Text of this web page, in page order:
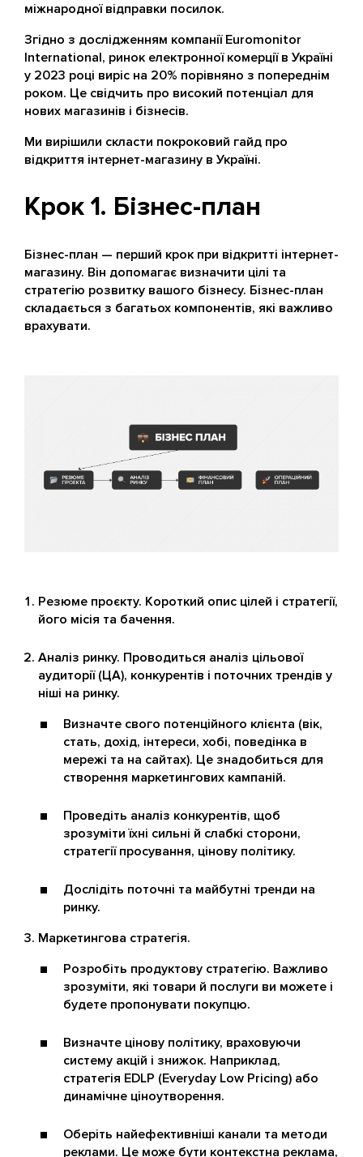
міжнародної відправки посилок.
Згідно з дослідженням компанії Euromonitor
International, ринок електронної комерції в Україні
у 2023 році виріс на 20% порівняно з попереднім
роком. Це свідчить про високий потенціал для
нових магазинів і бізнесів.
Ми вирішили скласти покроковий гайд про
відкриття інтернет-магазину в Україні.
Крок 1. Бізнес-план
Бізнес-план — перший крок при відкритті інтернет-
магазину. Він допомагає визначити цілі та
стратегію розвитку вашого бізнесу. Бізнес-план
складається з багатьох компонентів, які важливо
врахувати.
Резюме проєкту. Короткий опис цілей і стратегії,
його місія та бачення.
Аналіз ринку. Проводиться аналіз цільової
аудиторії (ЦА), конкурентів і поточних трендів у
ніші на ринку.
Визначте свого потенційного клієнта (вік,
стать, дохід, інтереси, хобі, поведінка в
мережі та на сайтах). Це знадобиться для
створення маркетингових кампаній.
Проведіть аналіз конкурентів, щоб
зрозуміти їхні сильні й слабкі сторони,
стратегії просування, цінову політику.
Дослідіть поточні та майбутні тренди на
ринку.
Маркетингова стратегія.
Розробіть продуктову стратегію. Важливо
зрозуміти, які товари й послуги ви можете і
будете пропонувати покупцю.
Визначте цінову політику, враховуючи
систему акцій і знижок. Наприклад,
стратегія EDLP (Everyday Low Pricing) або
динамічне ціноутворення.
Оберіть найефективніші канали та методи
реклами. Це може бути контекстна реклама,